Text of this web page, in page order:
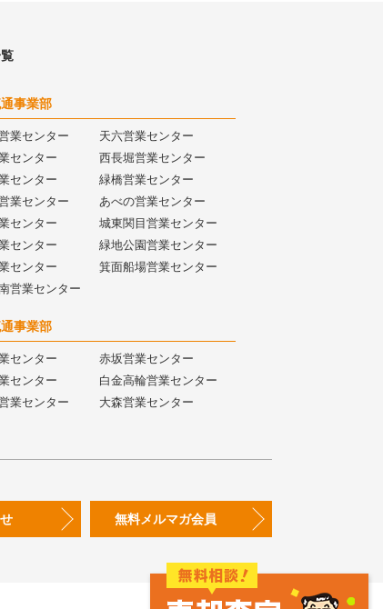
事業部
業センター
天六営業センター
センター
西長堀営業センター
センター
緑橋営業センター
業センター
あべの営業センター
センター
城東関目営業センター
センター
緑地公園営業センター
センター
箕面船場営業センター
営業センター
事業部
センター
赤坂営業センター
センター
白金高輪営業センター
業センター
大森営業センター
無料メルマガ会員